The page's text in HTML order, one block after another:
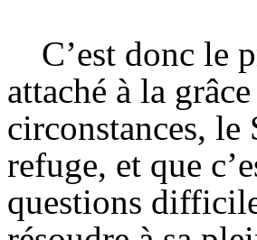
C’est donc le
attaché à la
circonstances, le
refuge, et que
questions